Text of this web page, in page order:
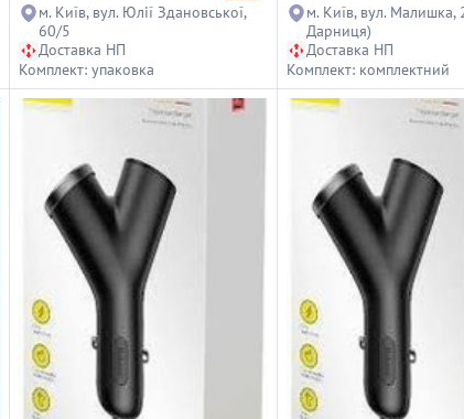
м. Київ, вул. Юлії Здановської,
60/5
Доставка НП
Комплект: упаковка
м. Київ, вул. Малишка,
Дарниця)
Доставка НП
Комплект: комплектний